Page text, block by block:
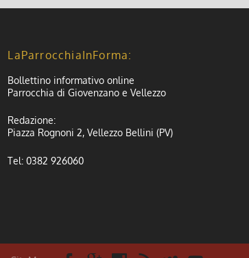
LaParrocchiaInForma:
Bollettino informativo online
Parrocchia di Giovenzano e Vellezzo
Redazione:
Piazza Rognoni 2, Vellezzo Bellini (PV)
Tel: 0382 926060